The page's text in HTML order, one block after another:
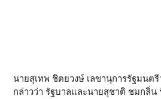
นายสุเทพ ชิตยวงษ์ เลขานุการรัฐมนตรี
กล่าวว่า รัฐบาลและนายสุชาติ ชมกลิ่น